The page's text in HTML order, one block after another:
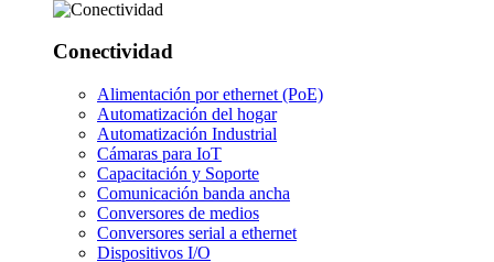
Conectividad
Alimentación por ethernet (PoE)
Automatización del hogar
Automatización Industrial
Cámaras para IoT
Capacitación y Soporte
Comunicación banda ancha
Conversores de medios
Conversores serial a ethernet
Dispositivos I/O